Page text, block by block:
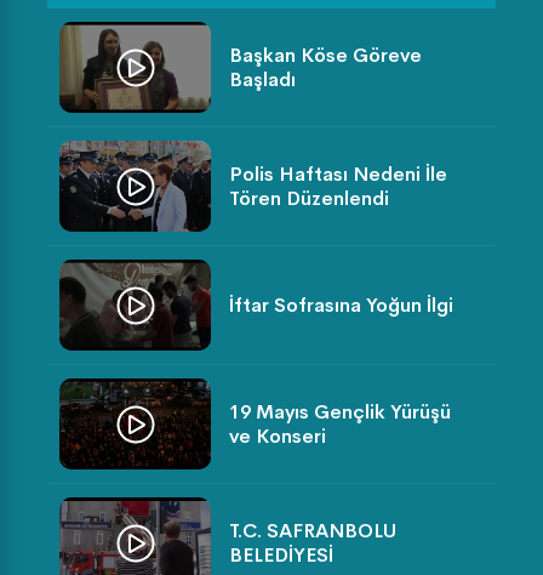
Başkan Köse Göreve
Başladı
Polis Haftası Nedeni İle
Tören Düzenlendi
İftar Sofrasına Yoğun İlgi
19 Mayıs Gençlik Yürüşü
ve Konseri
T.C. SAFRANBOLU
BELEDİYESİ